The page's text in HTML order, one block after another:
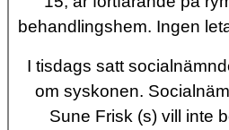
behandlingshem. Ingen
I tisdags satt
om syskonen.
Sune Frisk (s) vill inte